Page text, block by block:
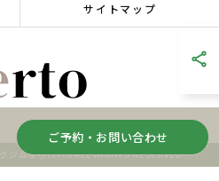
ご予約・お問い合わせ
サイトマップ
ジムならcerto ALL RIGHTS RESERVED.